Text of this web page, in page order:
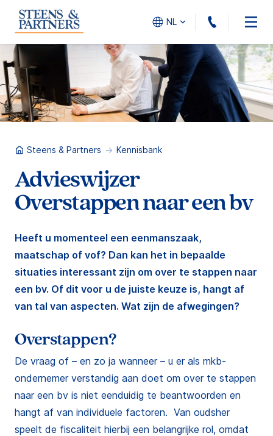
NL 010 -
Steens & Partners Kennisbank
Advieswijzer
Overstappen naar een bv
Heeft u momenteel een eenmanszaak,
maatschap of vof? Dan kan het in bepaalde
situaties interessant zijn om over te stappen naar
een bv. Of dit voor u de juiste keuze is, hangt af
van tal van aspecten. Wat zijn de afwegingen?
Overstappen?
De vraag of – en zo ja wanneer – u er als mkb-
ondernemer verstandig aan doet om over te stappen
naar een bv is niet eenduidig te beantwoorden en
hangt af van individuele factoren. Van oudsher
speelt de fiscaliteit hierbij een belangrijke rol, omdat